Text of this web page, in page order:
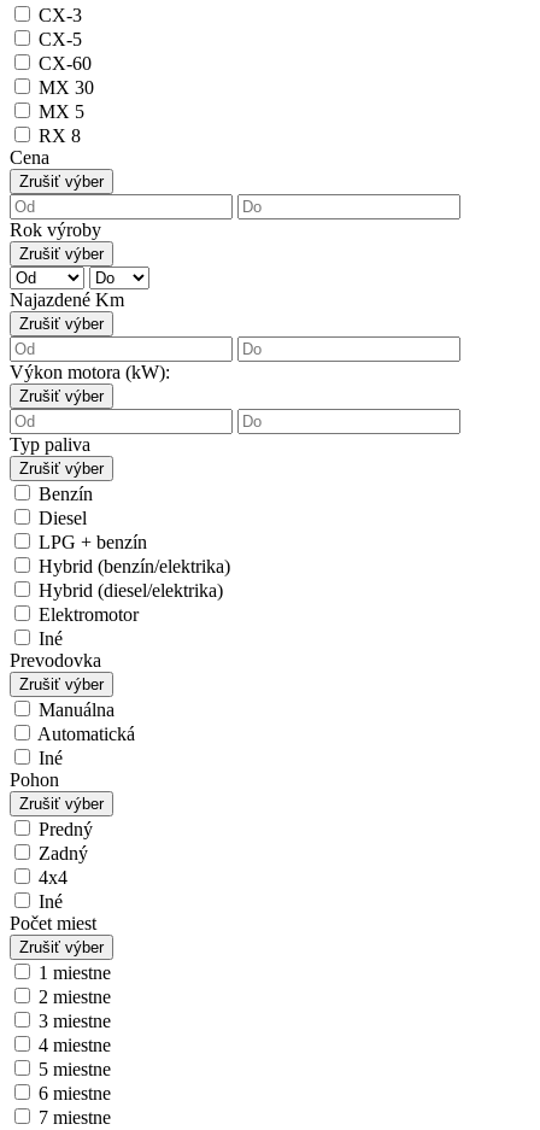
CX-3
CX-5
CX-60
MX 30
MX 5
RX 8
Cena
Zrušiť výber
Rok výroby
Zrušiť výber
Najazdené Km
Zrušiť výber
Výkon motora (kW):
Zrušiť výber
Typ paliva
Zrušiť výber
Benzín
Diesel
LPG + benzín
Hybrid (benzín/elektrika)
Hybrid (diesel/elektrika)
Elektromotor
Iné
Prevodovka
Zrušiť výber
Manuálna
Automatická
Iné
Pohon
Zrušiť výber
Predný
Zadný
4x4
Iné
Počet miest
Zrušiť výber
1 miestne
2 miestne
3 miestne
4 miestne
5 miestne
6 miestne
7 miestne